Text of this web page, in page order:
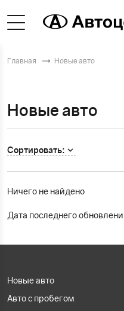
Главная Новые авто
Новые авто
Сортировать:
Ничего не найдено
Дата последнего
Новые авто
Авто с пробегом